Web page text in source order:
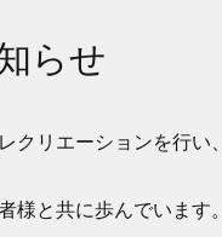
らせ
クリエーションを行い、
様と共に歩んでいます。